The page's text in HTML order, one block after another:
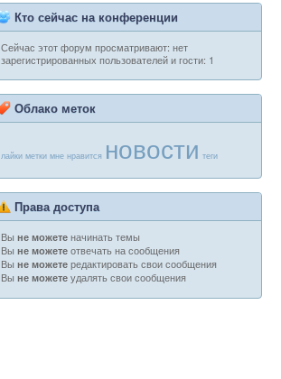
Кто сейчас на конференции
Сейчас этот форум просматривают: нет
зарегистрированных пользователей и гости: 1
Облако меток
лайки метки мне нравится новости теги
Права доступа
Вы не можете начинать темы
Вы не можете отвечать на сообщения
Вы не можете редактировать свои сообщения
Вы не можете удалять свои сообщения